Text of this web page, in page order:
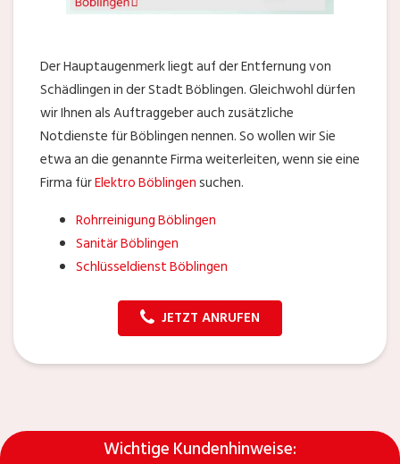
Der Hauptaugenmerk liegt auf der Entfernung von
Schädlingen in der Stadt Böblingen. Gleichwohl dürfen
wir Ihnen als Auftraggeber auch zusätzliche
Notdienste für Böblingen nennen. So wollen wir Sie
etwa an die genannte Firma weiterleiten, wenn sie eine
Firma fürElektro Böblingensuchen.
Rohrreinigung Böblingen
Sanitär Böblingen
Schlüsseldienst Böblingen
JETZT ANRUFEN
Wichtige Kundenhinweise: